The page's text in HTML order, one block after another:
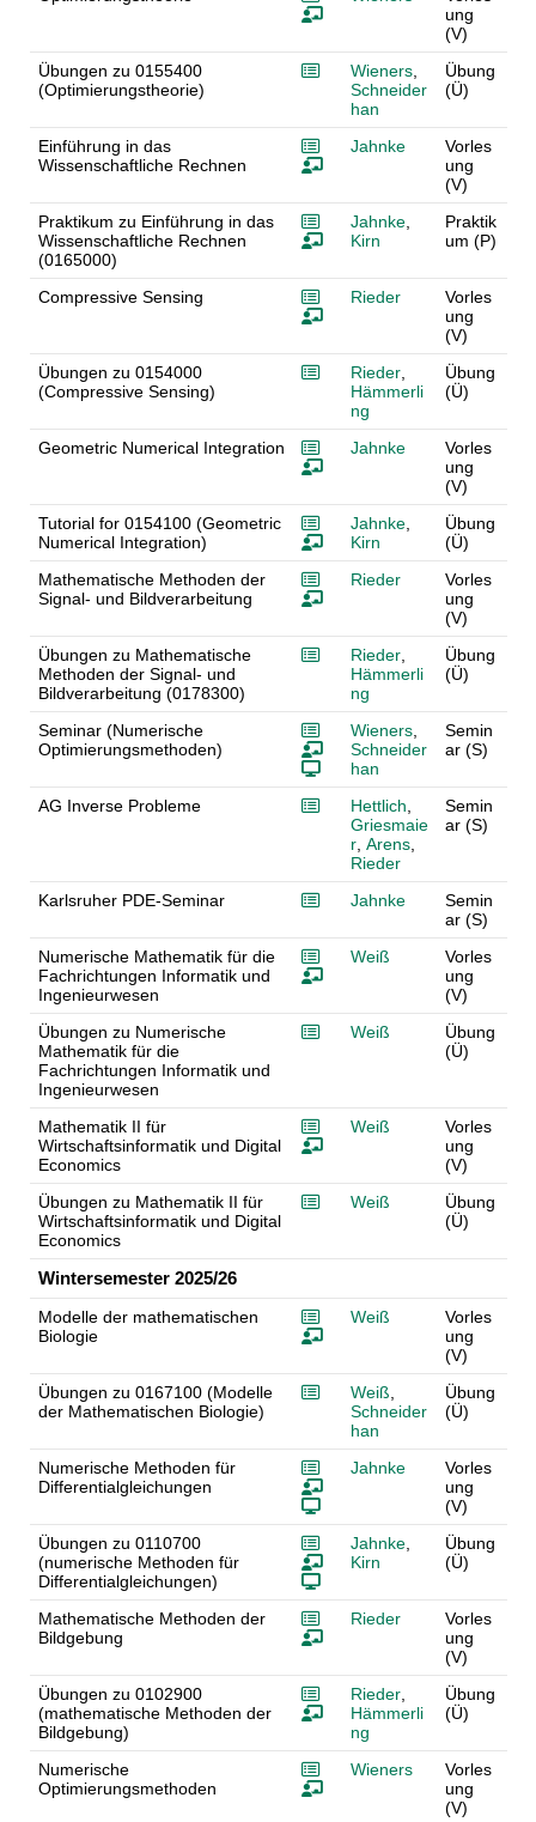
ung
(V)
Übungen zu 0155400
(Optimierungstheorie)
Wieners,
Schneider
han
Übung
(Ü)
Einführung in das
Wissenschaftliche Rechnen
Jahnke
Vorles
ung
(V)
Praktikum zu Einführung in das
Wissenschaftliche Rechnen
(0165000)
Jahnke,
Kirn
Praktik
um (P)
Compressive Sensing Rieder
Vorles
ung
(V)
Übungen zu 0154000
(Compressive Sensing)
Rieder,
Hämmerli
ng
Übung
(Ü)
Geometric Numerical Integration Jahnke
Vorles
ung
(V)
Tutorial for 0154100 (Geometric
Numerical Integration)
Jahnke,
Kirn
Übung
(Ü)
Mathematische Methoden der
Signal- und Bildverarbeitung
Rieder
Vorles
ung
(V)
Übungen zu Mathematische
Methoden der Signal- und
Bildverarbeitung (0178300)
Rieder,
Hämmerli
ng
Übung
(Ü)
Seminar (Numerische
Optimierungsmethoden)
Wieners,
Schneider
han
Semin
ar (S)
AG Inverse Probleme Hettlich
Griesmaie
r, Arens,
Rieder
Semin
ar (S)
Karlsruher PDE-Seminar Jahnke
Semin
ar (S)
Numerische Mathematik für die
Fachrichtungen Informatik und
Ingenieurwesen
Weiß
Vorles
ung
(V)
Übungen zu Numerische
Mathematik für die
Fachrichtungen Informatik und
Ingenieurwesen
Weiß
Übung
(Ü)
Mathematik II für
Wirtschaftsinformatik und Digital
Economics
Weiß
Vorles
ung
(V)
Übungen zu Mathematik II für
Wirtschaftsinformatik und Digital
Economics
Weiß
Übung
(Ü)
Wintersemester 2025/26
Modelle der mathematischen
Biologie
Weiß
Vorles
ung
(V)
Übungen zu 0167100 (Modelle
der Mathematischen Biologie)
Weiß
Schneider
han
Übung
(Ü)
Numerische Methoden für
Differentialgleichungen
Jahnke
Vorles
ung
(V)
Übungen zu 0110700
(numerische Methoden für
Differentialgleichungen)
Jahnke,
Kirn
Übung
(Ü)
Mathematische Methoden der
Bildgebung
Rieder
Vorles
ung
(V)
Übungen zu 0102900
(mathematische Methoden der
Bildgebung)
Rieder,
Hämmerli
ng
Übung
(Ü)
Numerische
Optimierungsmethoden
Wieners
Vorles
ung
(V)